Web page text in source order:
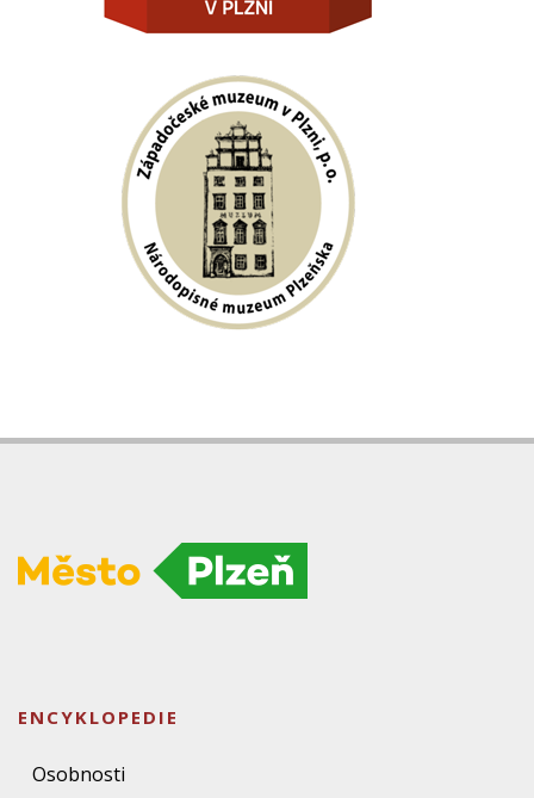
ENCYKLOPEDIE
Osobnosti